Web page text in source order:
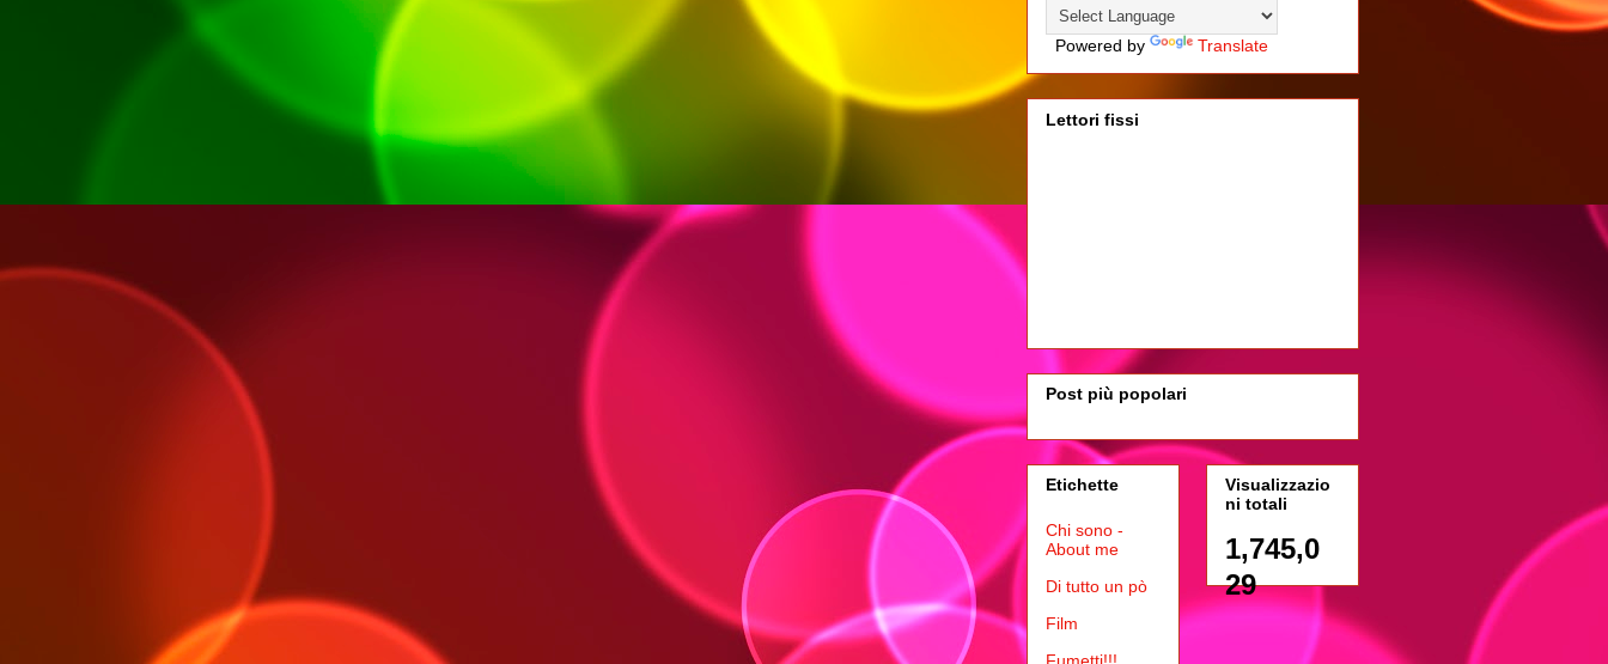
Powered by Translate
Lettori fissi
Post più popolari
Etichette
Chi sono -
About me
Di tutto un pò
Film
Visualizzazio
ni totali
1,745,0
29